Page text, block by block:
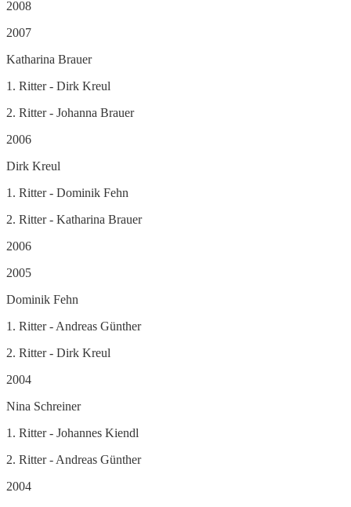
2008
2007
Katharina Brauer
1. Ritter - Dirk Kreul
2. Ritter - Johanna Brauer
2006
Dirk Kreul
1. Ritter - Dominik Fehn
2. Ritter - Katharina Brauer
2006
2005
Dominik Fehn
1. Ritter - Andreas Günther
2. Ritter - Dirk Kreul
2004
Nina Schreiner
1. Ritter - Johannes Kiendl
2. Ritter - Andreas Günther
2004